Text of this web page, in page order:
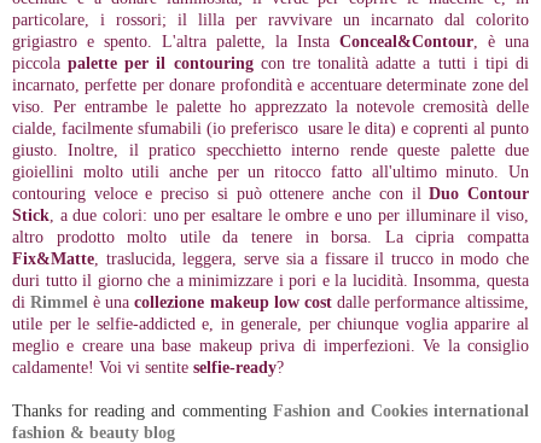
particolare, i rossori; il lilla per ravvivare un incarnato dal colorito
grigiastro e spento. L'altra palette, la Insta Conceal&Contour , è una
piccolapalette per il contouringcon tre tonalità adatte a tutti i tipi di
incarnato, perfette per donare profondità e accentuare determinate zone del
viso. Per entrambe le palette ho apprezzato la notevole cremosità delle
cialde, facilmente sfumabili (io preferisco usare le dita) e coprenti al punto
giusto. Inoltre, il pratico specchietto interno rende queste palette due
gioiellini molto utili anche per un ritocco fatto all'ultimo minuto. Un
contouring veloce e preciso si può ottenere anche con ilDuo Contour
Stick , a due colori: uno per esaltare le ombre e uno per illuminare il viso,
altro prodotto molto utile da tenere in borsa. La cipria compatta
Fix&Matte , traslucida, leggera, serve sia a fissare il trucco in modo che
duri tutto il giorno che a minimizzare i pori e la lucidità. Insomma, questa
diRimmel è unacollezione makeup low costdalle performance altissime,
utile per le selfie-addicted e, in generale, per chiunque voglia apparire al
meglio e creare una base makeup priva di imperfezioni. Ve la consiglio
caldamente! Voi vi sentite selfie-ready?
Thanks for reading and commenting Fashion and Cookies international
fashion & beauty blog